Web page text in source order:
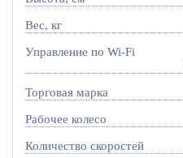
Вес, кг
Управление по Wi-Fi
Торговая марка
Рабочее колесо
Количество скоростей